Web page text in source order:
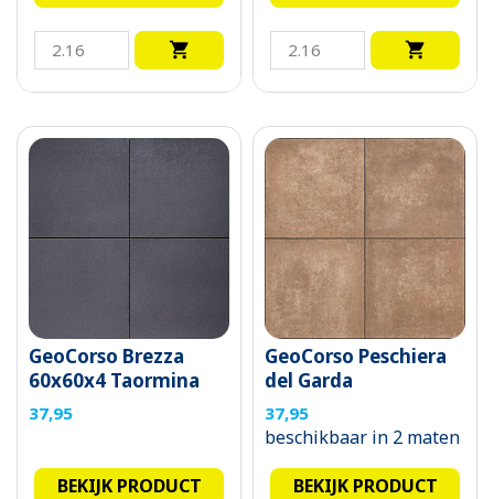
 
GeoCorso Brezza
60x60x4 Taormina
37,95
BEKIJK PRODUCT
GeoCorso Peschiera
del Garda
37,95
beschikbaar in 2 maten
BEKIJK PRODUCT